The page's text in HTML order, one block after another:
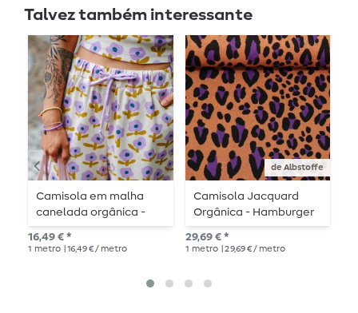
Talvez também interessante
Camisola em malha
canelada orgânica -
flores natureza lavanda
16,49 € *
1 metro | 16,49 € / metro
de Albstoffe
Camisola Jacquard
Orgânica - Hamburger
Liebe Magical Shimmer
Safari Orange Leo
29,69 € *
1 metro | 29,69 € / metro